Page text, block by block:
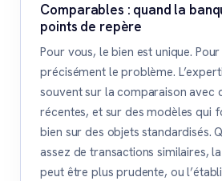
Comparables : quand la
points de repère
Pour vous, le bien est unique.
précisément le problème.
souvent sur la comparaison avec
récentes, et sur des modèles qui
bien sur des objets standardisés.
assez de transactions similaires,
peut être plus prudente, ou